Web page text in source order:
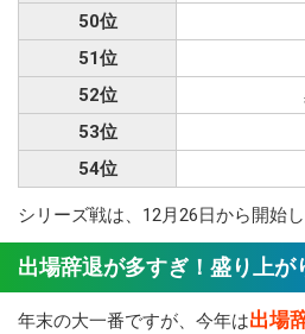
50位
51位
52位
53位
54位
シリーズ戦は、12月26日から開始し
出場辞退が多すぎ！盛り上が
年末の大一番ですが、今年は出場